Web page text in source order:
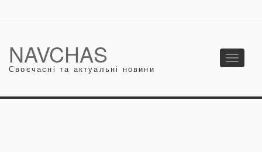
NAVCHAS
Своєчасні та актуальні новини
Toggle